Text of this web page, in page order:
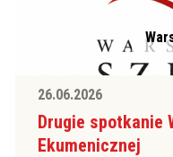
26.06.2026
Drugie spotkanie
Ekumenicznej